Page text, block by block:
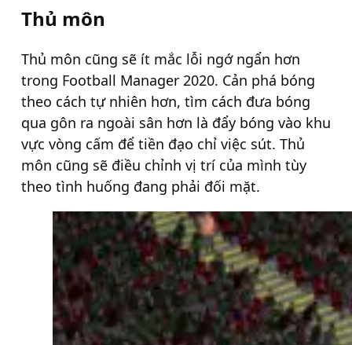
Thủ môn
Thủ môn cũng sẽ ít mắc lỗi ngớ ngẩn hơn
trong Football Manager 2020. Cản phá bóng
theo cách tự nhiên hơn, tìm cách đưa bóng
qua gôn ra ngoài sân hơn là đẩy bóng vào khu
vực vòng cấm để tiền đạo chỉ việc sút. Thủ
môn cũng sẽ điều chỉnh vị trí của mình tùy
theo tình huống đang phải đối mặt.